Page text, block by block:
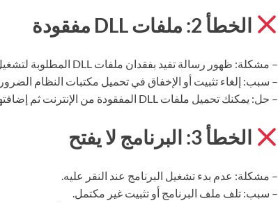
الخطأ 2: ملفات DLL مفقودة
– مشكلة: ظهور رسالة تفيد بفقدان ملفات DLL المطلوبة لتشغيل البرنامج.
– سبب: إلغاء تثبيت أو الإخفاق في تحميل مكتبات النظام
– حل: يمكنك تحميل ملفات DLL المفقودة من الإنترنت ثم إضافتها إلى المجلد الصحيح في النظام.
الخطأ 3: البرنامج لا يفتح
– مشكلة: عدم بدء تشغيل البرنامج عند النقر عليه.
– سبب: تلف ملف البرنامج أو تثبيت غير مكتمل.